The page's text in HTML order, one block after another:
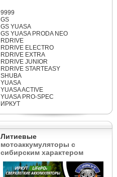
9999
GS
GS YUASA
GS YUASA PRODA NEO
RDRIVE
RDRIVE ELECTRO
RDRIVE EXTRA
RDRIVE JUNIOR
RDRIVE STARTEASY
SHUBA
YUASA
YUASA ACTIVE
YUASA PRO-SPEC
ИРКУТ
Литиевые
мотоаккумуляторы с
сибирским характером